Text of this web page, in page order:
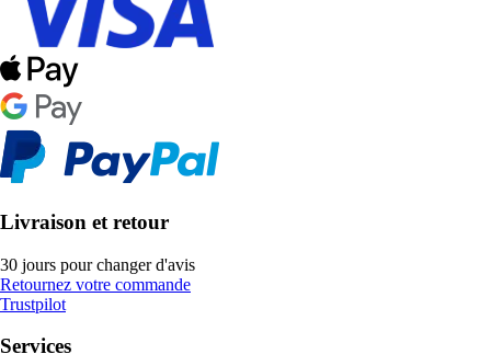
Livraison et retour
30 jours pour changer d'avis
Retournez votre commande
Trustpilot
Services